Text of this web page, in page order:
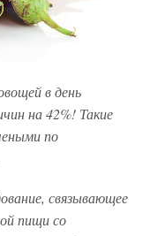
в день
на 42%! Такие
по
связывающее
пищи со